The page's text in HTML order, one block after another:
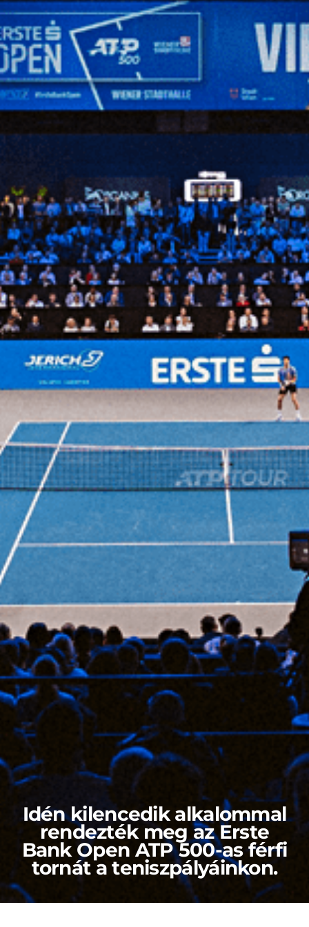
Idén kilencedik alkalommal
rendezték meg az Erste
Bank Open ATP 500-as férfi
tornát a teniszpályáinkon.